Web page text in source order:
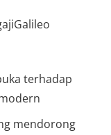
terhadap
mendorong